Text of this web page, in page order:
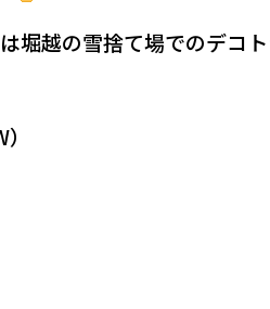
堀越の雪捨て場でのデコ